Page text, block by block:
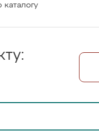
каталогу